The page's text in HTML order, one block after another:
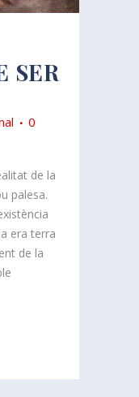
SER
0
de la
palesa.
era terra
de la